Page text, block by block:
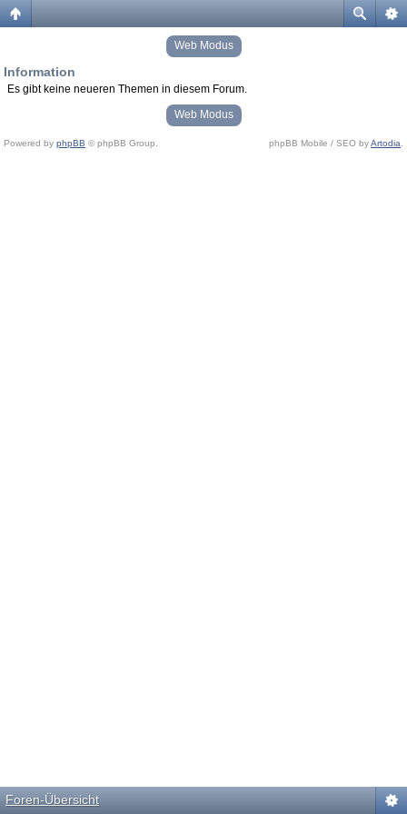
Web Modus
Information
Es gibt keine neueren Themen in diesem Forum.
Web Modus
Powered by phpBB © phpBB Group. phpBB Mobile / SEO byArtodia
Foren-Übersicht